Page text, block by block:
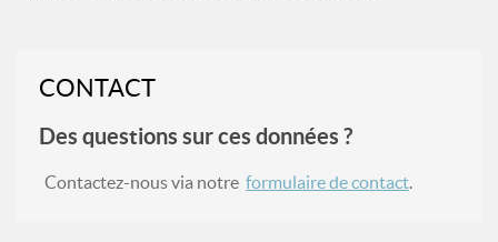
CONTACT
Des questions sur ces données ?
Contactez-nous via notre formulaire de contact.